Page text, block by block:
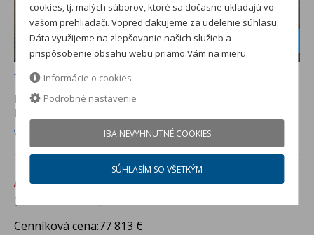
+ ďalších 21
BMW PREMIUM SELECTION (ROK 2025, 21000 KM)
RIJA - Bavaria Nitra
Viac info
Aktuálna cena:51 990 €
(42 268 € bez DPH)
Cenníková cena:77 813 €
cookies, tj. malých súborov, ktoré sa dočasne ukladajú vo
vašom prehliadači. Vopred ďakujeme za udelenie súhlasu.
Dáta využijeme na zlepšovanie našich služieb a
prispôsobenie obsahu webu priamo Vám na mieru.
Informácie o cookies
Podrobné nastavenie
IBA NEVYHNUTNÉ COOKIES
SÚHLASÍM SO VŠETKÝM